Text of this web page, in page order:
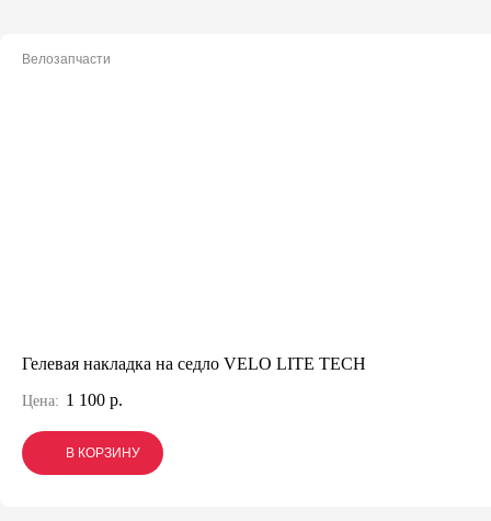
Велозапчасти
Гелевая накладка на седло VELO LITE TECH
Цена: 1 100 р.
В КОРЗИНУ
В КОРЗИНУ
В КОРЗИНУ